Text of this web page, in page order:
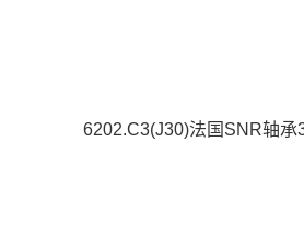
6202.C3(J30)法国SNR轴承